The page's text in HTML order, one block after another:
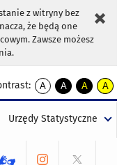
z witryny bez
że będą one
Zawsze możesz
A
kontrast
A
kontrast
tekst
czarnym
A
kontrast
tekst
czarnym
A
tekst
żółtym
Urzędy Statystyczne